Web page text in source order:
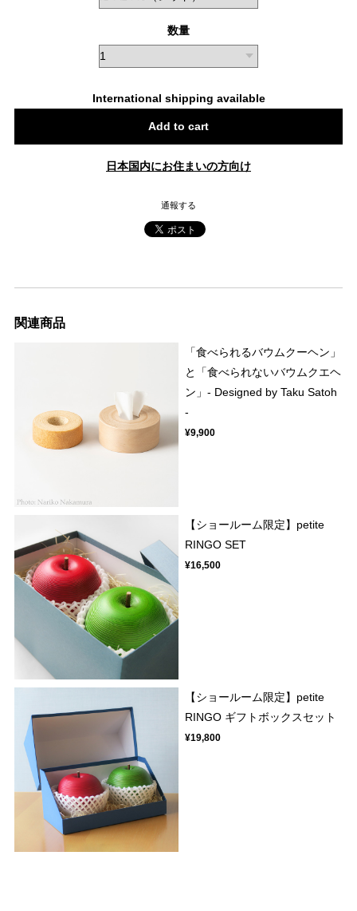
数量
International shipping available
Add to cart
日本国内にお住まいの方向け
通報する
関連商品
「食べられるバウムクーヘン」
と「食べられないバウムクエヘ
ン」- Designed by Taku Satoh
-
¥9,900
【ショールーム限定】petite
RINGO SET
¥16,500
【ショールーム限定】petite
RINGO ギフトボックスセット
¥19,800